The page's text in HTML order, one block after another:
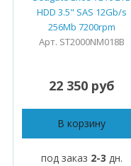
HDD 3.5" SAS 12Gb/s
256Mb 7200rpm
Арт. ST2000NM018B
22 350 руб
В корзину
под заказ 2-3 дн.